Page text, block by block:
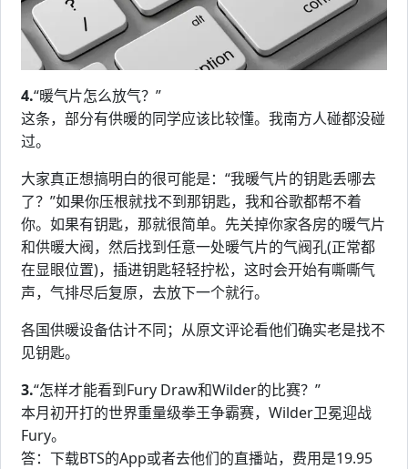
4.“暖气片怎么放气？”
这条，部分有供暖的同学应该比较懂。我南方人碰都没碰
过。
大家真正想搞明白的很可能是：“我暖气片的钥匙丢哪去
了？”如果你压根就找不到那钥匙，我和谷歌都帮不着
你。如果有钥匙，那就很简单。先关掉你家各房的暖气片
和供暖大阀，然后找到任意一处暖气片的气阀孔(正常都
在显眼位置)，插进钥匙轻轻拧松，这时会开始有嘶嘶气
声，气排尽后复原，去放下一个就行。
各国供暖设备估计不同；从原文评论看他们确实老是找不
见钥匙。
3.“怎样才能看到Fury Draw和Wilder的比赛？”
本月初开打的世界重量级拳王争霸赛，Wilder卫冕迎战
Fury。
答：下载BTS的App或者去他们的直播站，费用是19.95